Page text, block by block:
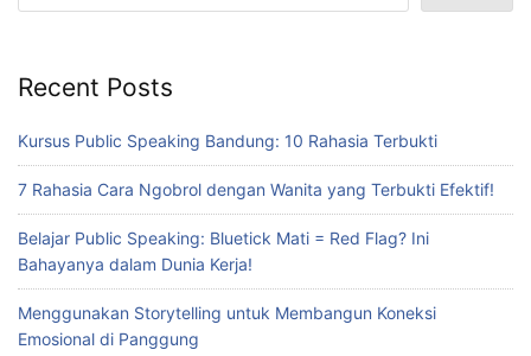
Recent Posts
Kursus Public Speaking Bandung: 10 Rahasia Terbukti
7 Rahasia Cara Ngobrol dengan Wanita yang Terbukti Efektif!
Belajar Public Speaking: Bluetick Mati = Red Flag? Ini
Bahayanya dalam Dunia Kerja!
Menggunakan Storytelling untuk Membangun Koneksi
Emosional di Panggung